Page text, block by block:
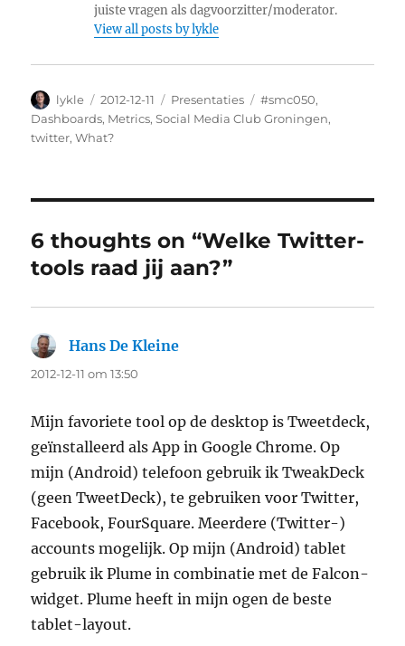
juiste vragen als dagvoorzitter/moderator.
View all posts by lykle
Author
lykle
Posted
on
2012-12-11 Categories
Presentaties Tags
#smc050,
Dashboards, Metrics,Social Media Club Groningen,
twitter,What?
6 thoughts on “Welke Twitter-
tools raad jij aan?”
Hans De Kleine
2012-12-11 om 13:50
Mijn favoriete tool op de desktop is Tweetdeck,
geïnstalleerd als App in Google Chrome. Op
mijn (Android) telefoon gebruik ik TweakDeck
(geen TweetDeck), te gebruiken voor Twitter,
Facebook, FourSquare. Meerdere (Twitter-)
accounts mogelijk. Op mijn (Android) tablet
gebruik ik Plume in combinatie met de Falcon-
widget. Plume heeft in mijn ogen de beste
tablet-layout.